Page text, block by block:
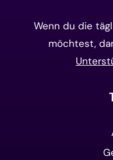
Wenn du die
möchtest,